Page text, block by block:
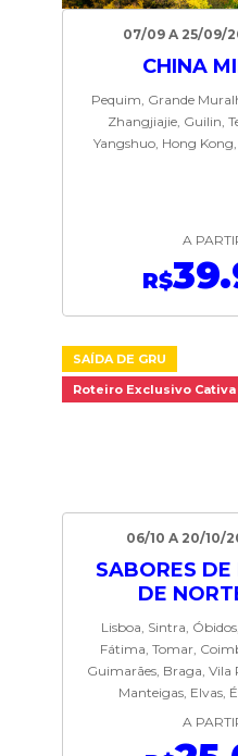
07/09 A 25/09/
CHINA
Pequim, Grande
Zhangjiajie, Guilin,
Yangshuo, Hong
A
R$
SAÍDA DE GRU
Roteiro Exclusivo Cativa
06/10 A 20/10/
SABORES
DE
Lisboa, Sintra,
Fátima, Tomar,
Guimarães, Braga, Vila
Manteigas, Elvas,
A